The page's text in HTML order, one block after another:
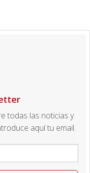
todas las noticias y
aquí tu email.